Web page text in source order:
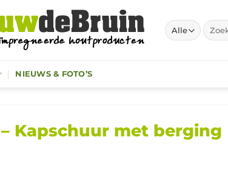
Zoeken
naar:
NIEUWS & FOTO’S
Kapschuur met berging